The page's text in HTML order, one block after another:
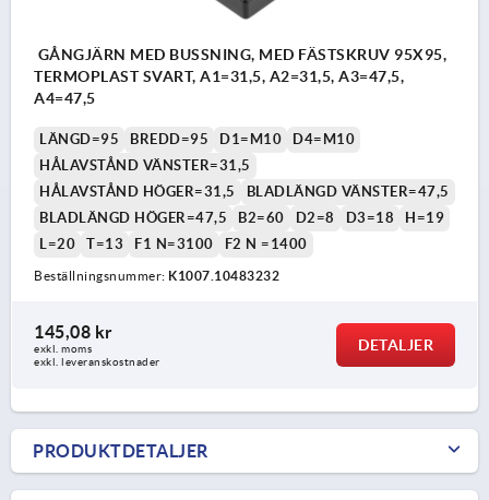
GÅNGJÄRN MED BUSSNING, MED FÄSTSKRUV 95X95,
TERMOPLAST SVART, A1=31,5, A2=31,5, A3=47,5,
A4=47,5
LÄNGD=95 BREDD=95 D1=M10
D4=M10
HÅLAVSTÅND VÄNSTER=31,5
HÅLAVSTÅND HÖGER=31,5
BLADLÄNGD VÄNSTER=47,5
BLADLÄNGD HÖGER=47,5
B2=60 D2=8 D3=18
H=19
L=20
T=13 F1 N=3100 F2 N =1400
Beställningsnummer: K1007.10483232
145,08 kr
exkl. moms
exkl. leveranskostnader
DETALJER
PRODUKTDETALJER